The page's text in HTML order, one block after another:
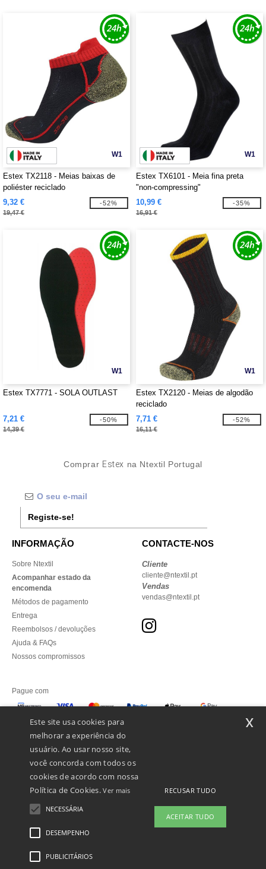
W1
Estex TX2118 - Meias baixas de
poliéster reciclado
9,32 €
19,47 €
-52%
W1
Estex TX6101 - Meia fina preta
"non-compressing"
10,99 €
16,91 €
-35%
W1
Estex TX7771 - SOLA OUTLAST
7,21 €
14,39 €
-50%
W1
Estex TX2120 - Meias de algodão
reciclado
7,71 €
16,11 €
-52%
Comprar Estex na Ntextil Portugal
Registe-se!
INFORMAÇÃO
Sobre Ntextil
Acompanhar estado da
encomenda
Métodos de pagamento
Entrega
Reembolsos / devoluções
Ajuda & FAQs
Nossos compromissos
CONTACTE-NOS
Cliente
cliente@ntextil.pt
Vendas
vendas@ntextil.pt
Pague com
Enviamos com
Menções Legais-Política de Privacidade
Este site usa cookies para
melhorar a experiência do
usuário. Ao usar nosso site,
você concorda com todos os
cookies de acordo com nossa
Política de Cookies.Ver mais
NECESSÁRIA
DESEMPENHO
PUBLICITÁRIOS
RECUSAR TUDO
ACEITAR TUDO
x